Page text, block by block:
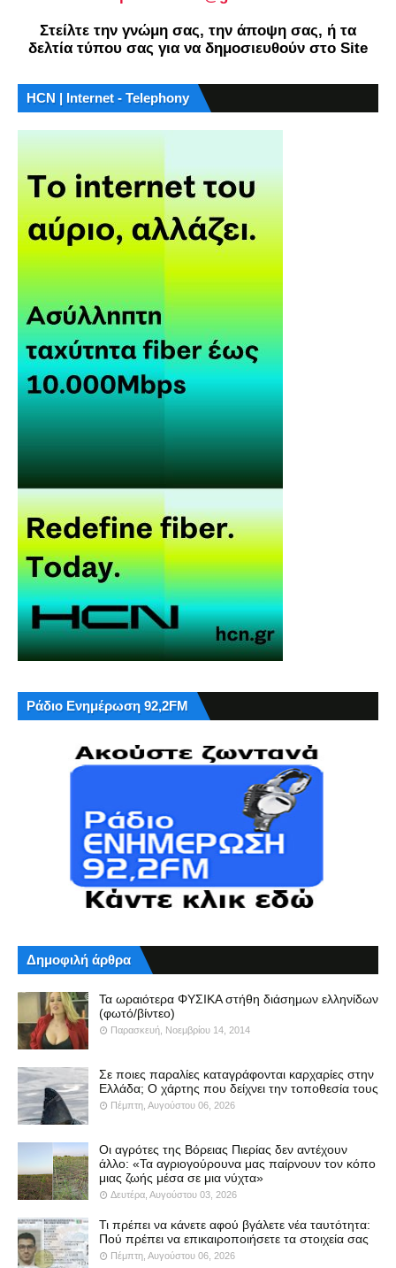
Στείλτε την γνώμη σας, την άποψη σας, ή τα
δελτία τύπου σας για να δημοσιευθούν στο Site
HCN | Internet - Telephony
Ράδιο Ενημέρωση 92,2FM
Δημοφιλή άρθρα
Τα ωραιότερα ΦΥΣΙΚΑ στήθη διάσημων ελληνίδων
(φωτό/βίντεο)
Παρασκευή, Νοεμβρίου 14, 2014
Σε ποιες παραλίες καταγράφονται καρχαρίες στην
Ελλάδα; Ο χάρτης που δείχνει την τοποθεσία τους
Πέμπτη, Αυγούστου 06, 2026
Οι αγρότες της Βόρειας Πιερίας δεν αντέχουν
άλλο: «Τα αγριογούρουνα μας παίρνουν τον κόπο
μιας ζωής μέσα σε μια νύχτα»
Δευτέρα, Αυγούστου 03, 2026
Τι πρέπει να κάνετε αφού βγάλετε νέα ταυτότητα:
Πού πρέπει να επικαιροποιήσετε τα στοιχεία σας
Πέμπτη, Αυγούστου 06, 2026